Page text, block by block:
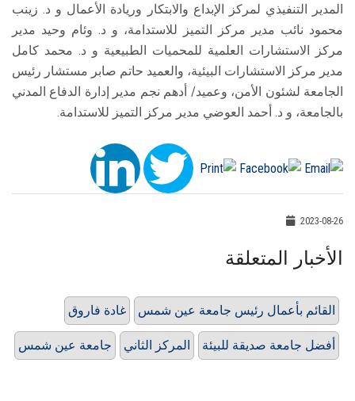
المدير التنفيذي لمركز الإبداع والابتكار وريادة الأعمال و د. زينب
محمود نائب مدير مركز التميز للاستدامة، و د. وئام وحيد مدير
مركز الاستشارات العلمية للمحميات الطبيعية و د. محمد كامل
مدير مركز الاستشارات البيئية، والعميد حاتم صابر مستشار رئيس
الجامعة لشئون الأمن، وعميد/ أدهم نجم مدير إدارة الدفاع المدني
بالجامعة، و د. أحمد العوضي مدير مركز التميز للاستدامة.
2023-08-26
الأخبار المتعلقة
غادة فاروق القائم بأعمال رئيس جامعة عين شمس
جامعة عين شمس المركز الثاني أفضل جامعة صديقة للبيئة